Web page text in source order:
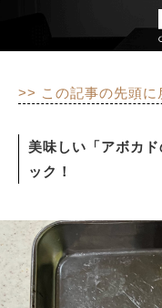
>> この記事の先頭に
美味しい「アボカ
ック！
CAR&BIKE
LIFESTYLE